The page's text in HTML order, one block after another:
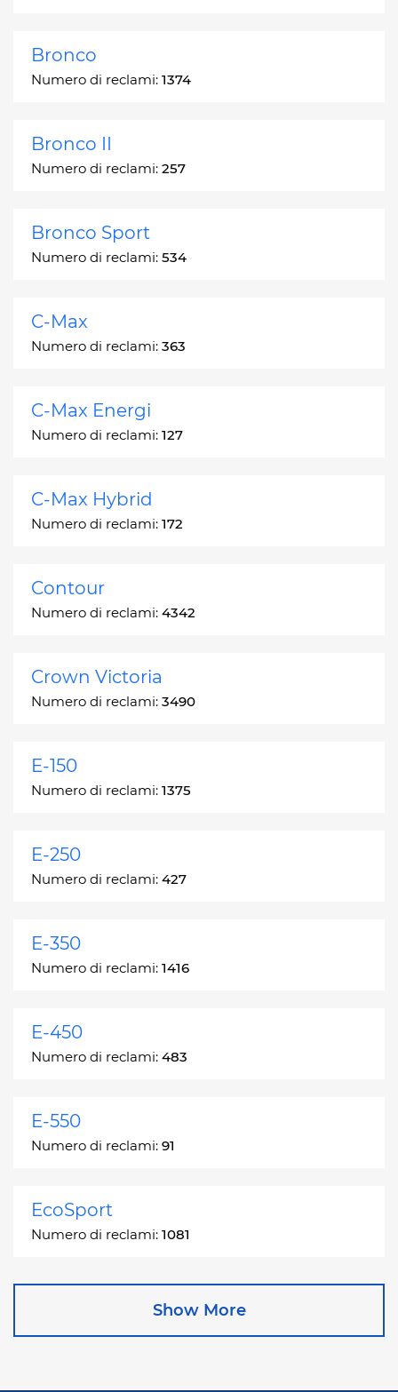
Bronco
Numero di reclami: 1374
Bronco II
Numero di reclami: 257
Bronco Sport
Numero di reclami: 534
C-Max
Numero di reclami: 363
C-Max Energi
Numero di reclami: 127
C-Max Hybrid
Numero di reclami: 172
Contour
Numero di reclami: 4342
Crown Victoria
Numero di reclami: 3490
E-150
Numero di reclami: 1375
E-250
Numero di reclami: 427
E-350
Numero di reclami: 1416
E-450
Numero di reclami: 483
E-550
Numero di reclami: 91
EcoSport
Numero di reclami: 1081
Escape
Show More